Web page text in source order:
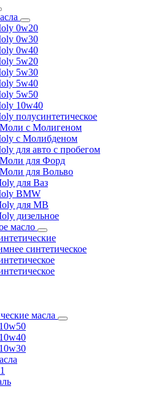
0w20
0w30
0w40
5w20
5w30
5w40
5w50
10w40
полусинтетическое
с Молигеном
с Молибденом
для авто с пробегом
для Форд
для Вольво
для Ваз
BMW
для MB
дизельное
масло
синтетическое
масла